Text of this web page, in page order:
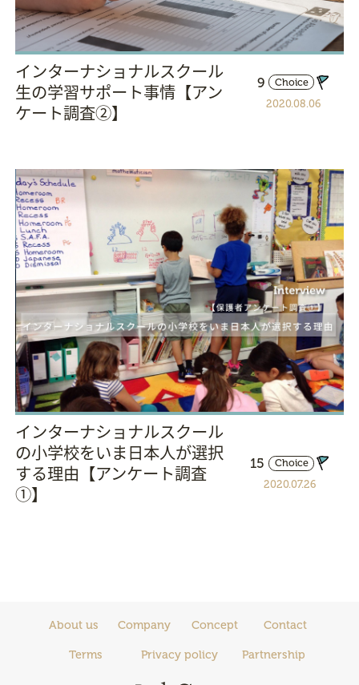
インターナショナルスクール
生の学習サポート事情【アン
ケート調査②】
9
Choice
2020.08.06
インターナショナルスクール
の小学校をいま日本人が選択
する理由【アンケート調査
①】
15
Choice
2020.07.26
About us Company Concept Contact
Terms Privacy policy Partnership